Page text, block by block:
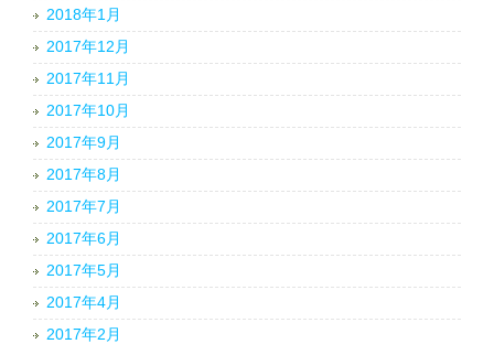
2018年1月
2017年12月
2017年11月
2017年10月
2017年9月
2017年8月
2017年7月
2017年6月
2017年5月
2017年4月
2017年2月